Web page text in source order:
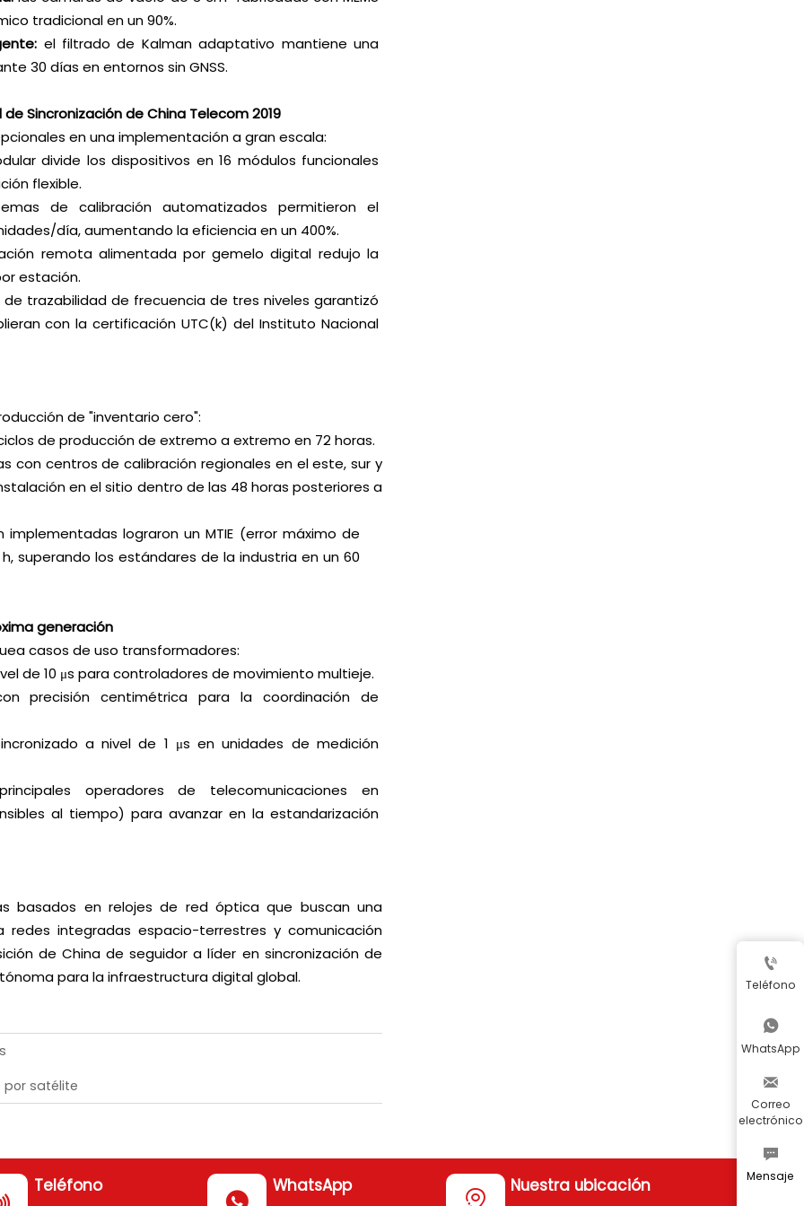
tradicional en un 90%.
el filtrado de Kalman adaptativo mantiene una
30 días en entornos sin GNSS.
Sincronización de China Telecom 2019
en una implementación a gran escala:
divide los dispositivos en 16 módulos funcionales
flexible.
de calibración automatizados permitieron el
día, aumentando la eficiencia en un 400%.
remota alimentada por gemelo digital redujo la
estación.
trazabilidad de frecuencia de tres niveles garantizó
con la certificación UTC(k) del Instituto Nacional
de "inventario cero":
de producción de extremo a extremo en 72 horas.
con centros de calibración regionales en el este, sur y
en el sitio dentro de las 48 horas posteriores a
implementadas lograron un MTIE (error máximo de
superando los estándares de la industria en un 60
generación
casos de uso transformadores:
de 10 μs para controladores de movimiento multieje.
precisión centimétrica para la coordinación de
a nivel de 1 μs en unidades de medición
operadores de telecomunicaciones en
al tiempo) para avanzar en la estandarización
basados en relojes de red óptica que buscan una
redes integradas espacio-terrestres y comunicación
de China de seguidor a líder en sincronización de
para la infraestructura digital global.
por satélite
Teléfono WhatsApp Nuestra ubicación

Teléfono

WhatsApp

Correo
electrónico

Mensaje